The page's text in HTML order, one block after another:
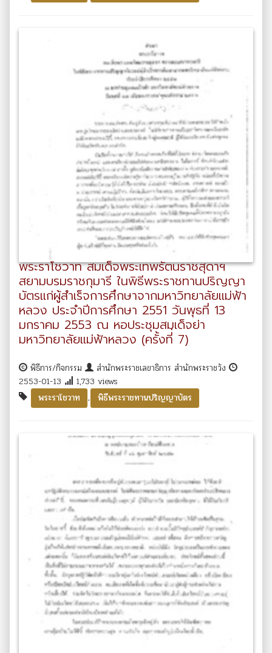
พระราโชวาท สมเด็จพระเทพรัตนราชสุดาฯ
สยามบรมราชกุมารี ในพิธีพระราชทานปริญญา
บัตรแก่ผู้สำเร็จการศึกษาจากมหาวิทยาลัยแม่ฟ้า
หลวง ประจำปีการศึกษา 2551 วันพุธที่ 13
มกราคม 2553 ณ หอประชุมสมเด็จย่า
มหาวิทยาลัยแม่ฟ้าหลวง (ครั้งที่่ 7)
พิธีการ/กิจกรรม
สำนักพระราชเลขาธิการ สำนักพระราชวัง
2553-01-13
1,733 views
พระราโชวาท
, พิธีพระราชทานปริญญาบัตร